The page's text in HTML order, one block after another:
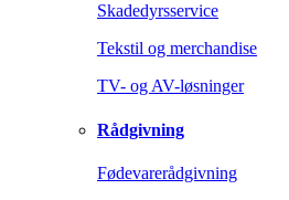
Skadedyrsservice
Tekstil og merchandise
TV- og AV-løsninger
Rådgivning
Fødevarerådgivning